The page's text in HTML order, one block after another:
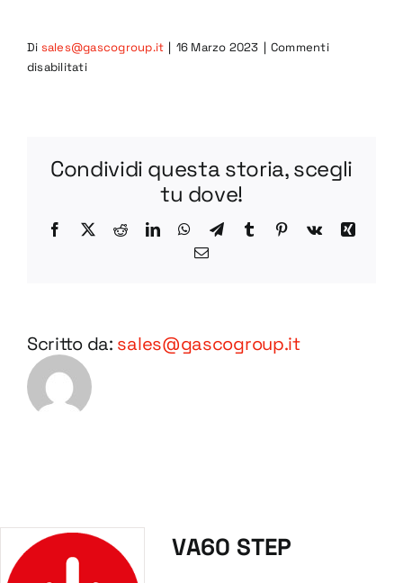
Di sales@gascogroup.it | 16 Marzo 2023 | Commenti
disabilitatisu
Condividi questa storia, scegli
tu dove!
Facebook
X RedditLinkedInWhatsApp
TelegramTumblr Pinterest
Vk
Xing
Email
Scritto da: sales@gascogroup.it
VA60 STEP